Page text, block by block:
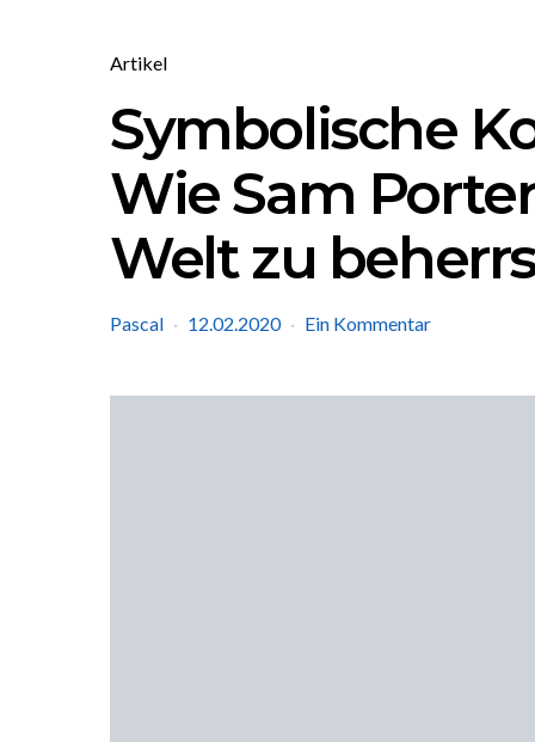
Artikel
Symbolische
Wie Sam
Welt zu
Pascal 12.02.2020 Ein Kommentar